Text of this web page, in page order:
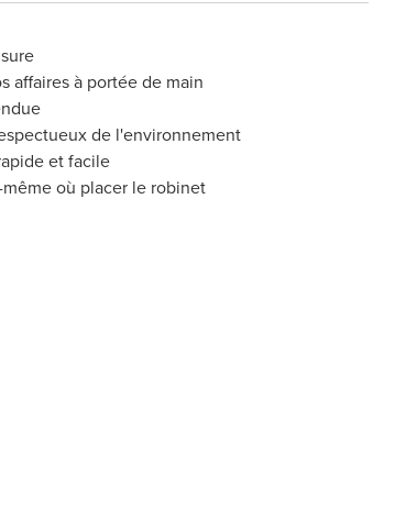
affaires à portée de main
de l'environnement
et facile
où placer le robinet